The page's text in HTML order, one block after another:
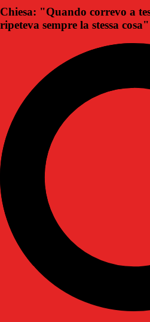
Chiesa: "Quando correvo a
ripeteva sempre la stessa cosa"